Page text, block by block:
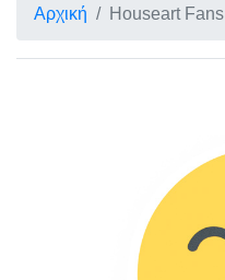
Αρχική Houseart Fans